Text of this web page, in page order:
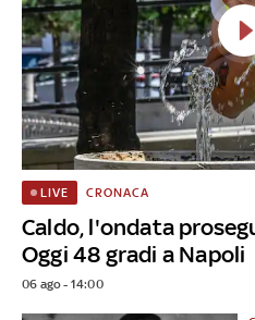
Caldo, l'ondata
Oggi 48 gradi a Napoli
LIVE CRONACA
06 ago - 14:00